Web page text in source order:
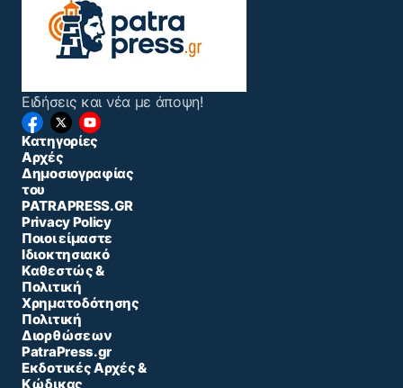
Ειδήσεις και νέα με άποψη!
Κατηγορίες
Αρχές
Δημοσιογραφίας
του
PATRAPRESS.GR
Privacy Policy
Ποιοι είμαστε
Ιδιοκτησιακό
Καθεστώς &
Πολιτική
Χρηματοδότησης
Πολιτική
Διορθώσεων
PatraPress.gr
Εκδοτικές Αρχές &
Κώδικας